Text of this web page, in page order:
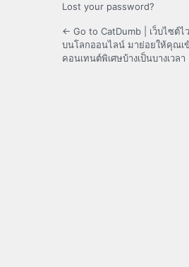
Lost your password?
← Go to CatDumb | เว็บไซต์ไ
บนโลกออนไลน์ มาย่อยให้คุณเ
คอนเทนต์พิเศษบ้างเป็นบางเวลา